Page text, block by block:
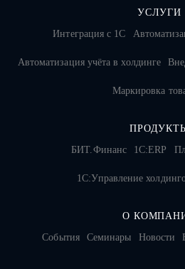
УСЛУГИ
Интеграция с 1С
Автоматизация учёта в холдинге
Маркировка
БИТ.Финанс
1С:ERP
1С:Управление
О
События
Семинары Новости